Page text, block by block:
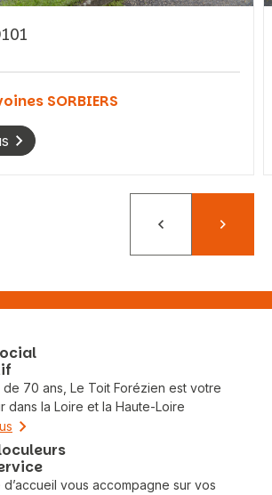
SORBIERS
PrécédentSuivant
de 70 ans, Le Toit Forézien est votre
dans la Loire et la Haute-Loire
vous accompagne sur vos